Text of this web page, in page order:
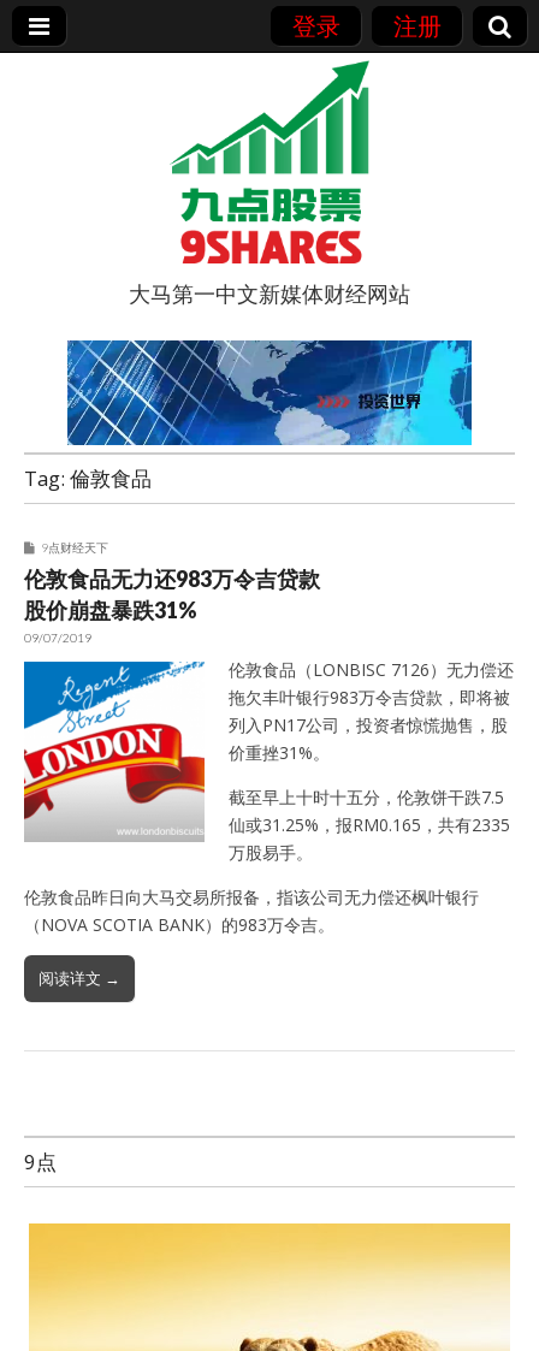
登录 注册
9点股票
大马第一中文新媒体财经网站
Tag: 倫敦食品
9点财经天下
伦敦食品无力还983万令吉贷款
股价崩盘暴跌31%
09/07/2019
伦敦食品（LONBISC 7126）无力偿还
拖欠丰叶银行983万令吉贷款，即将被
列入PN17公司，投资者惊慌抛售，股
价重挫31%。
截至早上十时十五分，伦敦饼干跌7.5
仙或31.25%，报RM0.165，共有2335
万股易手。
伦敦食品昨日向大马交易所报备，指该公司无力偿还枫叶银行
（NOVA SCOTIA BANK）的983万令吉。
阅读详文 →
9点